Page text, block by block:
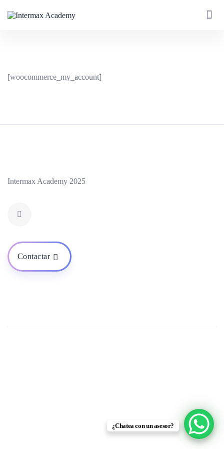
[woocommerce_my_account]
Intermax Academy 2025
Contactar
¿Chatea con un asesor?